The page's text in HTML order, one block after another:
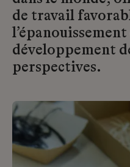
de travail
développement
perspectives.